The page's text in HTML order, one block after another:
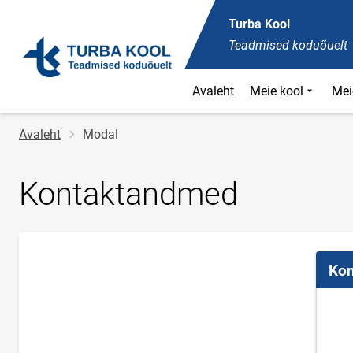
Turba Kool
Teadmised koduõuelt
Avaleht Meie kool
Jälglink
Avaleht Modal
Kontaktandmed